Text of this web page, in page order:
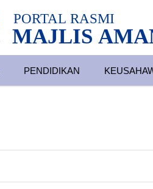
MAJLIS
PORTAL RASMI
PENDIDIKAN